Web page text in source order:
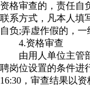
资格审查的，责任自
联系方式，凡本人填
自负;弄虚作假的，一
4.资格审查
由用人单位主管部
聘岗位设置的条件进
16:30，审查结果以